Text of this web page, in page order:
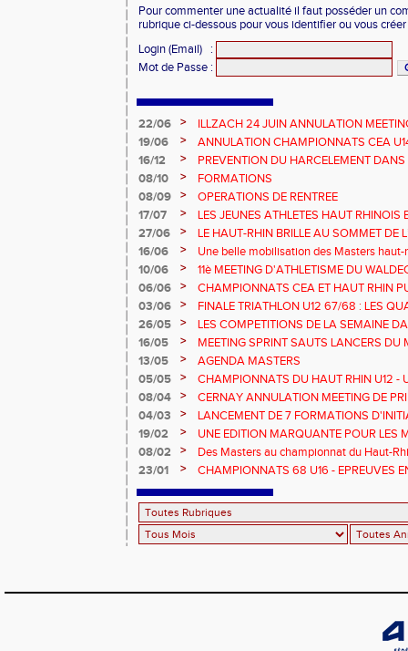
Pour commenter une actualité il faut posséder un
rubrique ci-dessous pour vous identifier ou vous
Login (Email)
:
Mot de Passe :
22/06 >
ILLZACH 24 JUIN ANNULATION
19/06
>
ANNULATION CHAMPIONNATS CEA
16/12
>
PREVENTION DU HARCELEMENT
08/10
>
FORMATIONS
08/09
>
OPERATIONS DE RENTREE
17/07
>
LES JEUNES ATHLETES HAUT RHINOIS
CHAMPIONNATS DE FRANCE AVENIR
27/06 >
LE HAUT-RHIN BRILLE AU SOMMET DE
!
16/06 >
Une belle mobilisation des Masters haut-
Championnats Grand Est 2025
10/06 >
11è MEETING D'ATHLETISME DU
06/06
>
CHAMPIONNATS CEA ET HAUT RHIN
03/06
>
FINALE TRIATHLON U12 67/68 : LES
26/05
>
LES COMPETITIONS DE LA SEMAINE
16/05
>
MEETING SPRINT SAUTS LANCERS DU
13/05
>
AGENDA MASTERS
05/05
>
CHAMPIONNATS DU HAUT RHIN U12 -
08/04
>
CERNAY ANNULATION MEETING DE
04/03
>
LANCEMENT DE 7 FORMATIONS
19/02
>
UNE EDITION MARQUANTE POUR LES
08/02
>
Des Masters au championnat du Haut-
23/01
>
CHAMPIONNATS 68 U16 - EPREUVES